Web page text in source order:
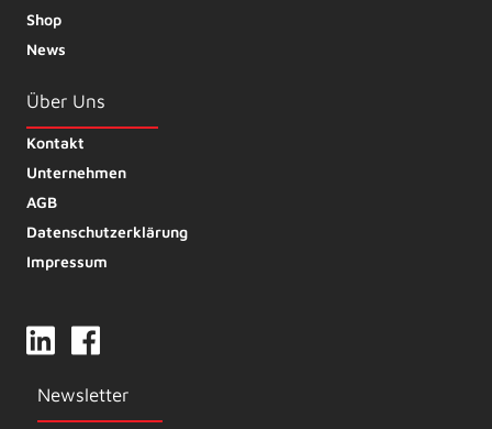
Shop
News
Über Uns
Kontakt
Unternehmen
AGB
Datenschutzerklärung
Impressum
Newsletter